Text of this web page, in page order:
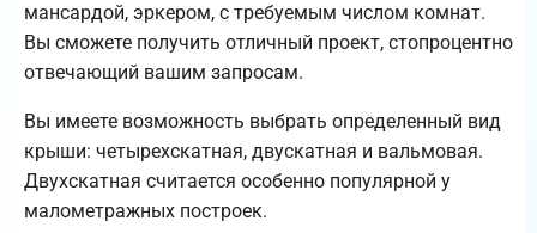
мансардой, эркером, с требуемым числом комнат.
Вы сможете получить отличный проект, стопроцентно
отвечающий вашим запросам.
Вы имеете возможность выбрать определенный вид
крыши: четырехскатная, двускатная и вальмовая.
Двухскатная считается особенно популярной у
малометражных построек.